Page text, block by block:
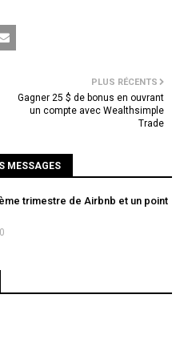
PLUS RÉCENTS
Gagner 25 $ de bonus en ouvrant
un compte avec Wealthsimple
Trade
MESSAGES
trimestre de Airbnb et un point